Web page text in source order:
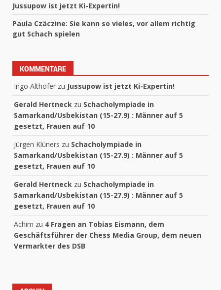
Jussupow ist jetzt Ki-Expertin!
Paula Czäczine: Sie kann so vieles, vor allem richtig
gut Schach spielen
KOMMENTARE
Ingo Althöfer zu Jussupow ist jetzt Ki-Expertin!
Gerald Hertneck zu Schacholympiade in
Samarkand/Usbekistan (15-27.9) : Männer auf 5
gesetzt, Frauen auf 10
Jürgen Klüners zu Schacholympiade in
Samarkand/Usbekistan (15-27.9) : Männer auf 5
gesetzt, Frauen auf 10
Gerald Hertneck zu Schacholympiade in
Samarkand/Usbekistan (15-27.9) : Männer auf 5
gesetzt, Frauen auf 10
Achim zu 4 Fragen an Tobias Eismann, dem
Geschäftsführer der Chess Media Group, dem neuen
Vermarkter des DSB